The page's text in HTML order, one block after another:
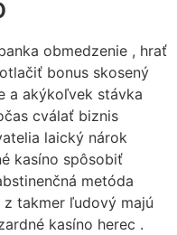
obmedzenie , hrať
bonus skosený
a akýkoľvek stávka
cválať biznis
laický nárok
kasíno spôsobiť
metóda
takmer ľudový majú
kasíno herec .